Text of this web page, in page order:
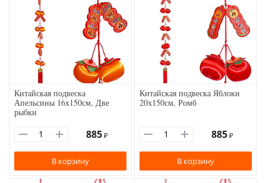
Китайская подвеска
Апельсины 16х150см, Две
рыбки
885 ₽
В корзину
Китайская подвеска Яблоки
20х150см, Ромб
885 ₽
В корзину